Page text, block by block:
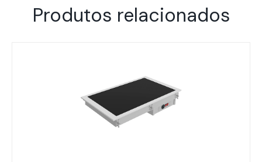
Produtos relacionados